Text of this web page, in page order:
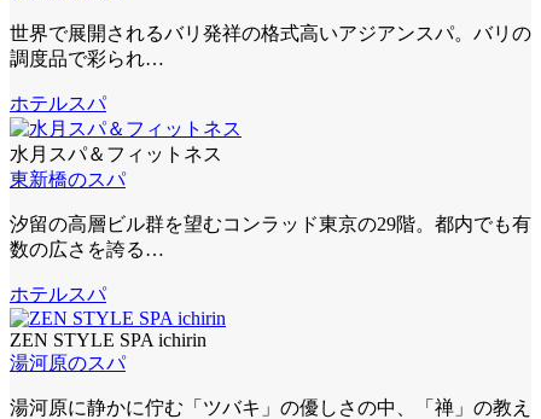
世界で展開されるバリ発祥の格式高いアジアンスパ。バリの
調度品で彩られ…
ホテルスパ
水月スパ＆フィットネス
東新橋のスパ
汐留の高層ビル群を望むコンラッド東京の29階。都内でも有
数の広さを誇る…
ホテルスパ
ZEN STYLE SPA ichirin
湯河原のスパ
湯河原に静かに佇む「ツバキ」の優しさの中、「禅」の教え